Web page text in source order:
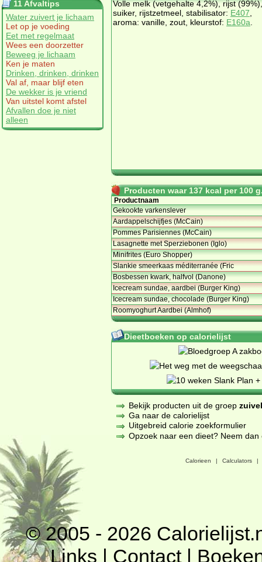
11 Afvaltips
Water zuivert je lichaam
Let op je voeding
Eet met regelmaat
Wees een doorzetter
Beweeg je lichaam
Ken je maten
Drinken, drinken, drinken
Val af, maar blijf eten
De wekker is je vriend
Van uitstel komt afstel
Afvallen doe je niet
alleen
Volle melk (vetgehalte 4,2%), rijst (99%),
suiker, rijstzetmeel, stabilisator: E407
aroma: vanille, zout, kleurstof: E160a
Producten waar 137 kcal per 100
Productnaam
Gekookte varkenslever
Aardappelschijfjes (McCain)
Pommes Parisiennes (McCain)
Lasagnette met Sperziebonen (Iglo)
Minifrites (Euro Shopper)
Slankie smeerkaas méditerranée (Fric
Bosbessen kwark, halfvol (Danone)
Icecream sundae, aardbei (Burger King)
Icecream sundae, chocolade (Burger King)
Roomyoghurt Aardbei (Almhof)
Dieetboeken op calorielijst
Bekijk producten uit de groep
Ga naar de calorielijst
Uitgebreid calorie zoekformulier
Opzoek naar een dieet? Neem
Calorieen | Calculators |
© 2005 - 2026
Links | Contact|